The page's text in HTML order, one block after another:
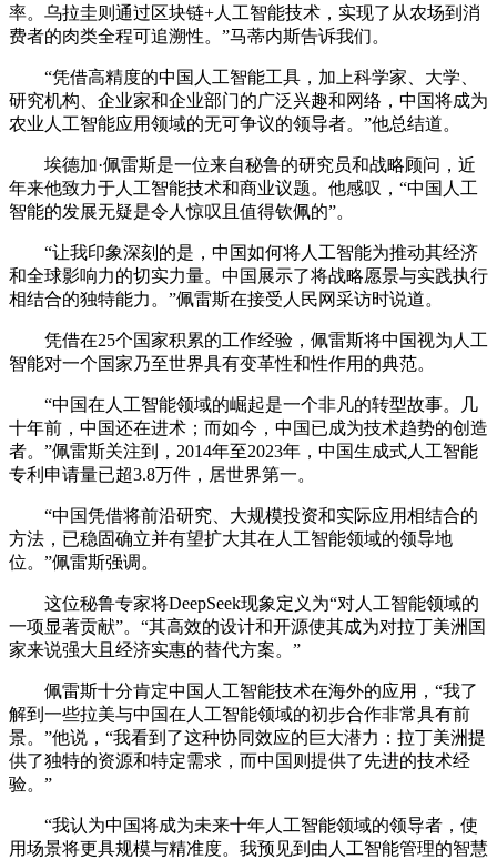
率。乌拉圭则通过区块链+人工智能技术，实现了从农场到消
费者的肉类全程可追溯性。”马蒂内斯告诉我们。
“凭借高精度的中国人工智能工具，加上科学家、大学、
研究机构、企业家和企业部门的广泛兴趣和网络，中国将成为
农业人工智能应用领域的无可争议的领导者。”他总结道。
埃德加·佩雷斯是一位来自秘鲁的研究员和战略顾问，近
年来他致力于人工智能技术和商业议题。他感叹，“中国人工
智能的发展无疑是令人惊叹且值得钦佩的”。
“让我印象深刻的是，中国如何将人工智能为推动其经济
和全球影响力的切实力量。中国展示了将战略愿景与实践执行
相结合的独特能力。”佩雷斯在接受人民网采访时说道。
凭借在25个国家积累的工作经验，佩雷斯将中国视为人工
智能对一个国家乃至世界具有变革性和性作用的典范。
“中国在人工智能领域的崛起是一个非凡的转型故事。几
十年前，中国还在进术；而如今，中国已成为技术趋势的创造
者。”佩雷斯关注到，2014年至2023年，中国生成式人工智能
专利申请量已超3.8万件，居世界第一。
“中国凭借将前沿研究、大规模投资和实际应用相结合的
方法，已稳固确立并有望扩大其在人工智能领域的领导地
位。”佩雷斯强调。
这位秘鲁专家将DeepSeek现象定义为“对人工智能领域的
一项显著贡献”。“其高效的设计和开源使其成为对拉丁美洲国
家来说强大且经济实惠的替代方案。”
佩雷斯十分肯定中国人工智能技术在海外的应用，“我了
解到一些拉美与中国在人工智能领域的初步合作非常具有前
景。”他说，“我看到了这种协同效应的巨大潜力：拉丁美洲提
供了独特的资源和特定需求，而中国则提供了先进的技术经
验。”
“我认为中国将成为未来十年人工智能领域的领导者，使
用场景将更具规模与精准度。我预见到由人工智能管理的智慧